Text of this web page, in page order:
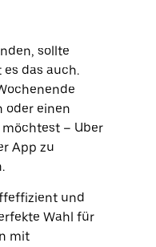
sollte
das auch.
oder einen
– Uber
App zu
und
Wahl für
mit